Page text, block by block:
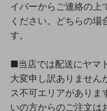
イバーからご連絡の上
ください。どちらの場
す。
■当店では配送にヤマ
大変申し訳ありません
ス不可エリアがありま
いの方からのご注文は